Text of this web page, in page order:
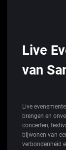
Live
van
Live
brengen en
concerten,
bijwonen van
verbondenheid